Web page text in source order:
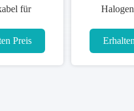
Bescheinigung null
Erhalten Sie besten